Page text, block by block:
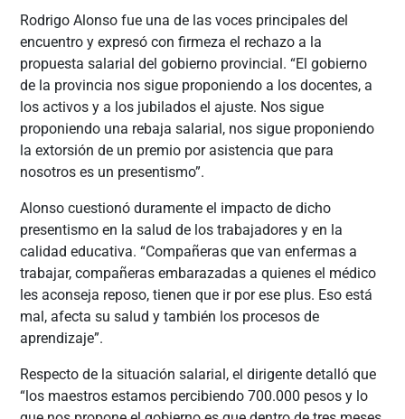
Rodrigo Alonso fue una de las voces principales del
encuentro y expresó con firmeza el rechazo a la
propuesta salarial del gobierno provincial. “El gobierno
de la provincia nos sigue proponiendo a los docentes, a
los activos y a los jubilados el ajuste. Nos sigue
proponiendo una rebaja salarial, nos sigue proponiendo
la extorsión de un premio por asistencia que para
nosotros es un presentismo”.
Alonso cuestionó duramente el impacto de dicho
presentismo en la salud de los trabajadores y en la
calidad educativa. “Compañeras que van enfermas a
trabajar, compañeras embarazadas a quienes el médico
les aconseja reposo, tienen que ir por ese plus. Eso está
mal, afecta su salud y también los procesos de
aprendizaje”.
Respecto de la situación salarial, el dirigente detalló que
“los maestros estamos percibiendo 700.000 pesos y lo